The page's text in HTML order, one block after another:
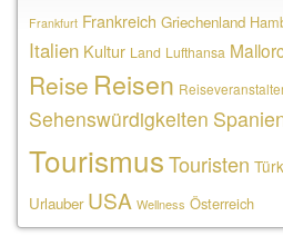
Frankfurt Frankreich Griechenland
Italien Kultur Land Lufthansa
Reise Reisen
Sehenswürdigkeiten
TourismusTouristen
Urlauber USA Wellness Österreich